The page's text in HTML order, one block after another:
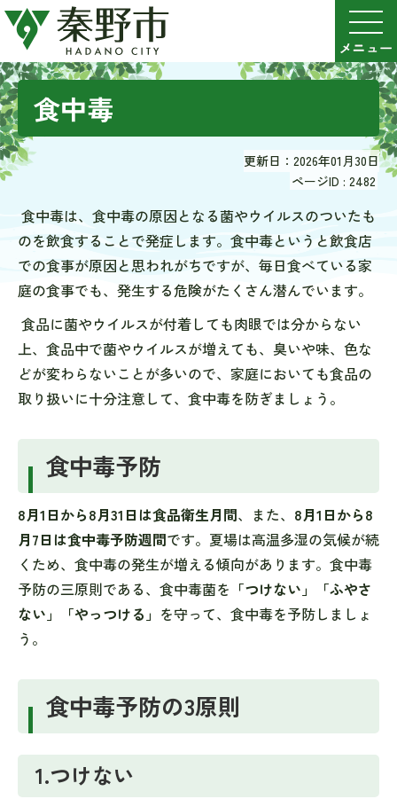
食中毒
更新日：2026年01月30日
ページID : 2482
食中毒は、食中毒の原因となる菌やウイルスのついたも
のを飲食することで発症します。食中毒というと飲食店
での食事が原因と思われがちですが、毎日食べている家
庭の食事でも、発生する危険がたくさん潜んでいます。
食品に菌やウイルスが付着しても肉眼では分からない
上、食品中で菌やウイルスが増えても、臭いや味、色な
どが変わらないことが多いので、家庭においても食品の
取り扱いに十分注意して、食中毒を防ぎましょう。
食中毒予防
8月1日から8月31日は食品衛生月間、また、 8月1日から8
月7日は食中毒予防週間です。夏場は高温多湿の気候が続
くため、食中毒の発生が増える傾向があります。食中毒
予防の三原則である、食中毒菌を 「つけない」「ふやさ
ない」「やっつける」 を守って、食中毒を予防しましょ
う。
食中毒予防の3原則
1.つけない